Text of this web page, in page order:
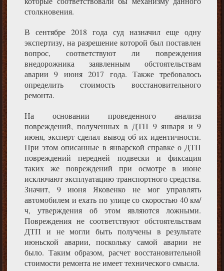
столкновения.
В сентябре 2018 года суд назначил еще одну
экспертизу, на разрешение которой был поставлен
вопрос, соответствуют ли повреждения
внедорожника заявленным обстоятельствам
аварии 9 июня 2017 года. Также требовалось
определить стоимость восстановительного
ремонта.
На основании проведенного анализа
повреждений, полученных в ДТП 9 января и 9
июня, эксперт сделал вывод об их идентичности.
При этом описанные в январской справке о ДТП
повреждений передней подвески и фиксация
таких же повреждений при осмотре в июне
исключают эксплуатацию транспортного средства.
Значит, 9 июня Яковенко не мог управлять
автомобилем и ехать по улице со скоростью 40 км/
ч, утверждения об этом являются ложными.
Повреждения не соответствуют обстоятельствам
ДТП и не могли быть получены в результате
июньской аварии, поскольку самой аварии не
было. Таким образом, расчет восстановительной
стоимости ремонта не имеет технического смысла.